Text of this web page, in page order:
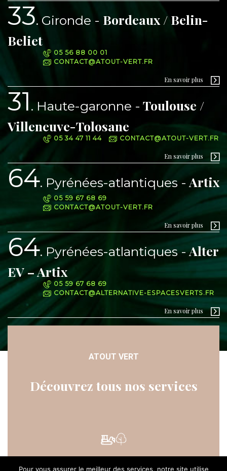
33 Gironde
Bordeaux / Belin-
Beliet
05 56 88 00 01
CONTACT@ATOUT-VERT.FR
En savoir plus
31 Haute-garonne
Toulouse /
Villeneuve-Tolosane
05 34 47 11 44 CONTACT@ATOUT-VERT.FR
En savoir plus
64 Pyrénées-atlantiques Artix
05 59 67 68 69
CONTACT@ATOUT-VERT.FR
En savoir plus
64 Pyrénées-atlantiques Alter
EV – Artix
05 59 67 68 69
CONTACT@ALTERNATIVE-ESPACESVERTS.FR
En savoir plus
ATOUT VERT
Découvrez tous nos services
Pour vous assurer le meilleur des services, notre site utilise